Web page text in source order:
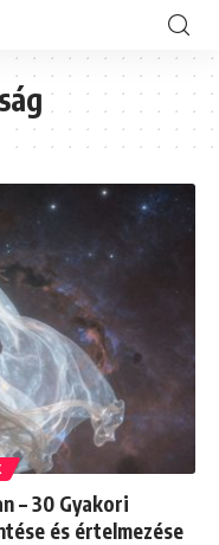
– 30 Gyakori
és értelmezése